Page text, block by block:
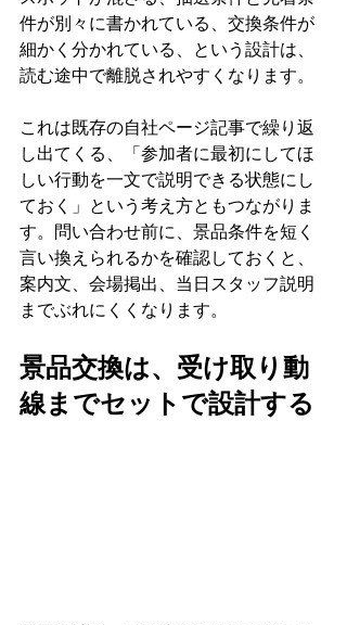
件が別々に書かれている、交換条件が
細かく分かれている、という設計は、
読む途中で離脱されやすくなります。
これは既存の自社ページ記事で繰り返
し出てくる、「参加者に最初にしてほ
しい行動を一文で説明できる状態にし
ておく」という考え方ともつながりま
す。問い合わせ前に、景品条件を短く
言い換えられるかを確認しておくと、
案内文、会場掲出、当日スタッフ説明
までぶれにくくなります。
景品交換は、受け取り動
線までセットで設計する